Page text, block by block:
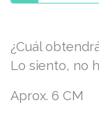
¿Cuál
Lo siento, no
Aprox. 6 CM